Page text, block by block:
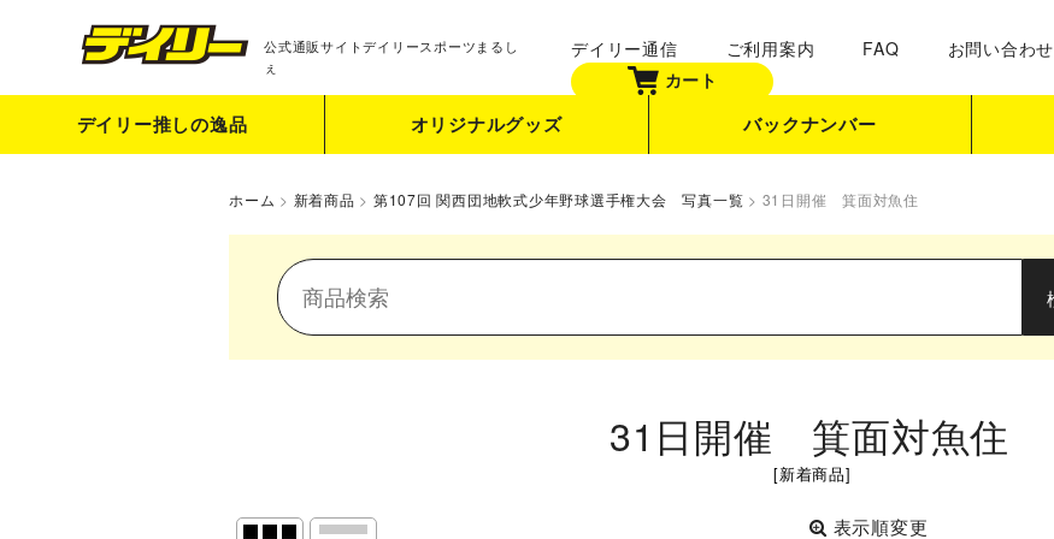
公式通販サイトデイリースポーツまるし
ぇ
デイリー通信 ご利用案内 FAQ お問い合わせ
カート
デイリー推しの逸品 オリジナルグッズ バックナンバー
ホーム > 新着商品 > 第107回 関西団地軟式少年野球選手権大会 写真一覧 > 31日開催 箕面対魚住
31日開催 箕面対魚住
[新着商品]
表示順変更